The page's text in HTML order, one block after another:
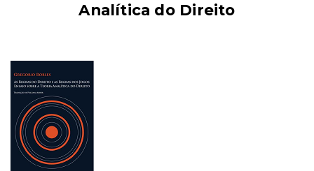
Analítica do Direito